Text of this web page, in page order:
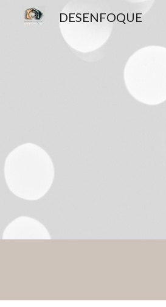
DESENFOQUE